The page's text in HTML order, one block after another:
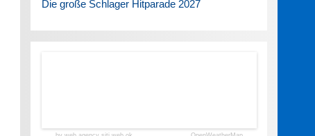
Die große Schlager Hitparade 2027